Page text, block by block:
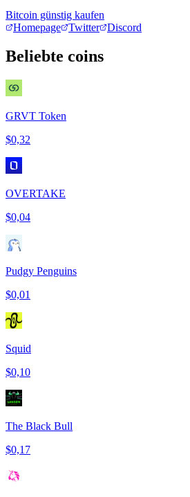
Bitcoin günstig kaufen
Homepage
Twitter Discord
Beliebte coins
GRVT Token
$0,32
OVERTAKE
$0,04
Pudgy Penguins
$0,01
Squid
$0,10
The Black Bull
$0,17